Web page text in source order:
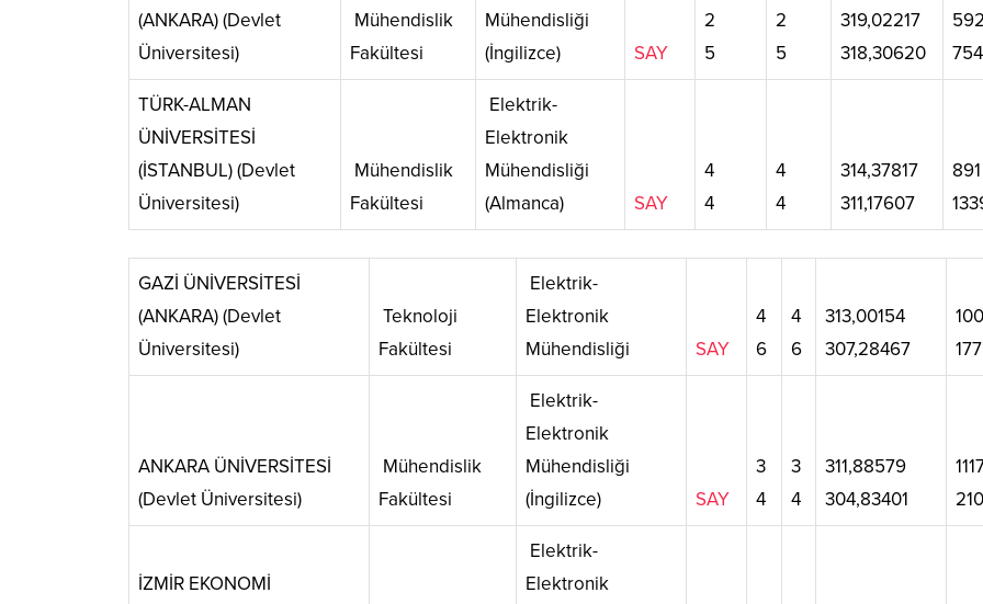
(ANKARA) (Devlet
Üniversitesi)
Mühendislik
Fakültesi
Mühendisliği
(İngilizce)
SAY
2
5
2
5
319,02217
318,30620
754
TÜRK-ALMAN
ÜNİVERSİTESİ
(İSTANBUL) (Devlet
Üniversitesi)
Mühendislik
Fakültesi
Elektrik-
Elektronik
Mühendisliği
(Almanca)
SAY
4
4
4
4
314,37817
311,17607
891
GAZİ ÜNİVERSİTESİ
(ANKARA) (Devlet
Üniversitesi)
Teknoloji
Fakültesi
Elektrik-
Elektronik
Mühendisliği
SAY
4
6
4
6
313,00154
307,28467
ANKARA ÜNİVERSİTESİ
(Devlet Üniversitesi)
Mühendislik
Fakültesi
Elektrik-
Elektronik
Mühendisliği
(İngilizce)
SAY
3
4
3
4
311,88579
304,83401
İZMİR EKONOMİ
Elektrik-
Elektronik